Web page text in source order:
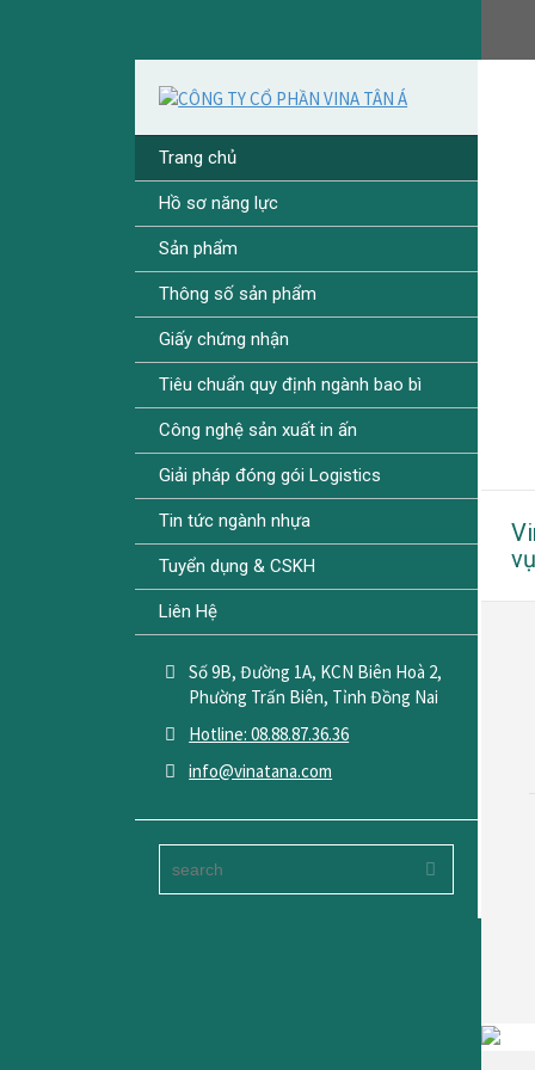
Trang chủ
Hồ sơ năng lực
Sản phẩm
Thông số sản phẩm
Giấy chứng nhận
Tiêu chuẩn quy định ngành bao bì
Công nghệ sản xuất in ấn
Giải pháp đóng gói Logistics
Tin tức ngành nhựa
Tuyển dụng & CSKH
Liên Hệ
Số 9B, Đường 1A, KCN Biên Hoà 2,
Phường Trấn Biên, Tỉnh Đồng Nai
Hotline: 08.88.87.36.36
info@vinatana.com